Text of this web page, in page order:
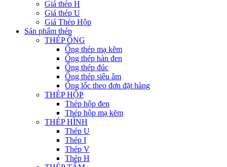
Giá thép H
Giá thép U
Giá Thép Hộp
Sản phẩm thép
THÉP ỐNG
Ống thép mạ kẽm
Ống thép hàn đen
Ống thép đúc
Ống thép siêu âm
Ống lốc theo đơn đặt hàng
THÉP HỘP
Thép hộp đen
Thép hộp mạ kẽm
THÉP HÌNH
Thép U
Thép I
Thép V
Thép H